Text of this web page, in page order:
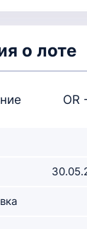
о лоте
OR